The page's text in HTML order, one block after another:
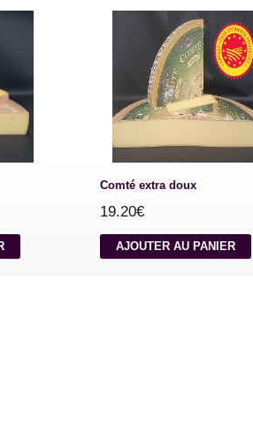
Comté extra doux
19.20€
AJOUTER AU PANIER